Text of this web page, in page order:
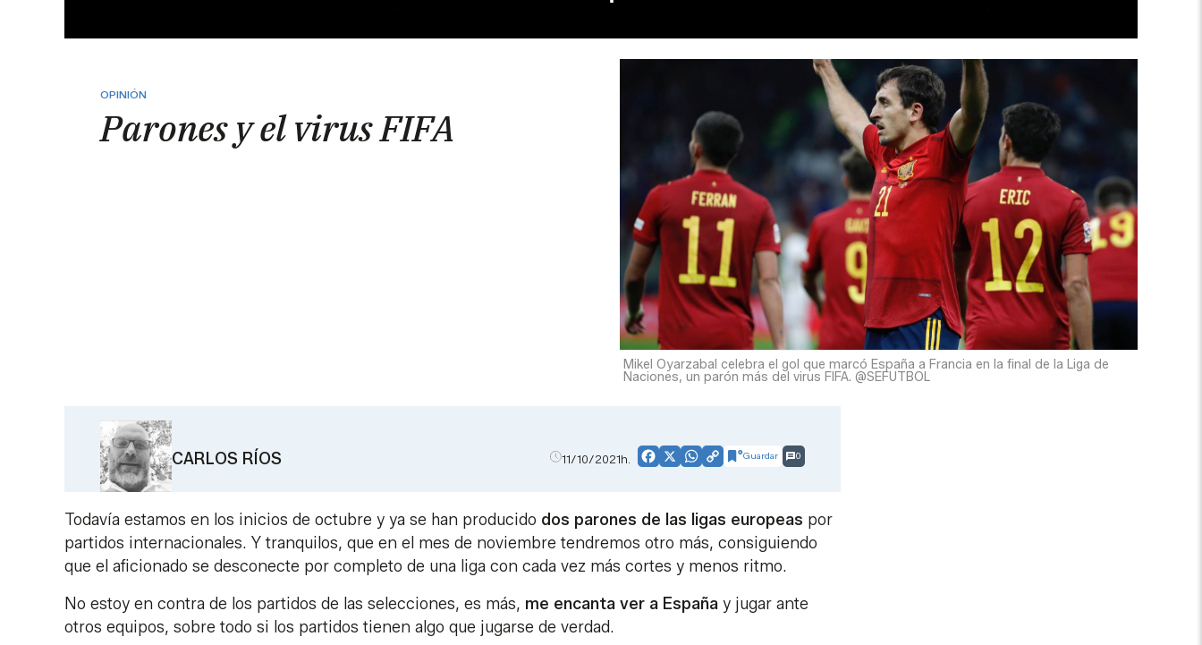
OPINIÓN
Parones y el virus FIFA
Mikel Oyarzabal celebra el gol que marcó España a Francia en la final de la Liga de
Naciones, un parón más del virus FIFA. @SEFUTBOL
CARLOS RÍOS 11/10/2021h. Facebook
X WhatsApp
CopyGuardar 0
Todavía estamos en los inicios de octubre y ya se han producido dos parones de las ligas europeas por
partidos internacionales. Y tranquilos, que en el mes de noviembre tendremos otro más, consiguiendo
que el aficionado se desconecte por completo de una liga con cada vez más cortes y menos ritmo.
No estoy en contra de los partidos de las selecciones, es más, me encanta ver a España y jugar ante
otros equipos, sobre todo si los partidos tienen algo que jugarse de verdad.